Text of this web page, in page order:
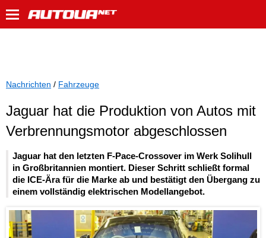
Nachrichten / Fahrzeuge
Jaguar hat die Produktion von Autos mit
Verbrennungsmotor abgeschlossen
Jaguar hat den letzten F-Pace-Crossover im Werk Solihull
in Großbritannien montiert. Dieser Schritt schließt formal
die ICE-Ära für die Marke ab und bestätigt den Übergang zu
einem vollständig elektrischen Modellangebot.